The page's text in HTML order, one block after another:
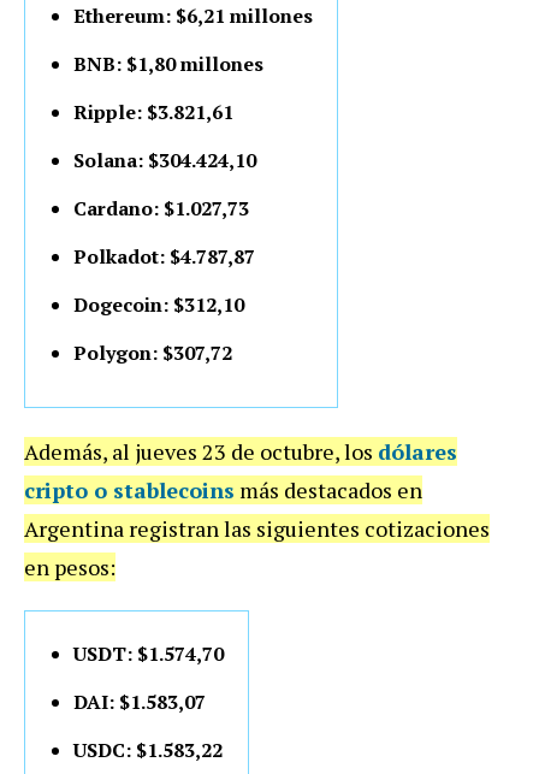
Ethereum: $6,21 millones
BNB: $1,80 millones
Ripple: $3.821,61
Solana: $304.424,10
Cardano: $1.027,73
Polkadot: $4.787,87
Dogecoin: $312,10
Polygon: $307,72
Además, al jueves 23 de octubre, los dólares
cripto o stablecoins más destacados en
Argentina registran las siguientes cotizaciones
en pesos:
USDT: $1.574,70
DAI: $1.583,07
USDC: $1.583,22